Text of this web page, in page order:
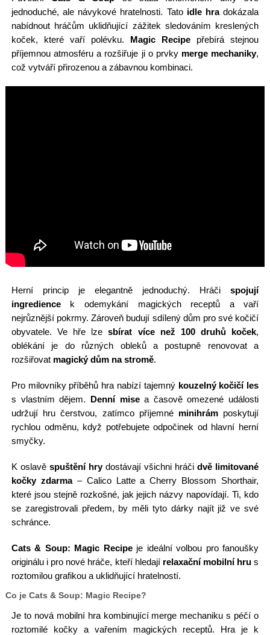
jednoduché, ale návykové hratelnosti. Tato idle hradokázala
nabídnout hráčům uklidňující zážitek sledováním kreslených
koček, které vaří polévku. Magic Recipe přebírá stejnou
příjemnou atmosféru a rozšiřuje ji o prvky merge mechaniky,
což vytváří přirozenou a zábavnou kombinaci.
Herní princip je elegantně jednoduchý. Hráčispojují
ingrediencek odemykání magických receptů a vaří
nejrůznější pokrmy. Zároveň budují sdílený dům pro své kočičí
obyvatele. Ve hře lzesbírat více než 100 druhů koček,
oblékání je do různých obleků a postupně renovovat a
rozšiřovat magický dům na stromě.
Pro milovníky příběhů hra nabízí tajemný kouzelný kočičí les
s vlastním dějem. Denní misea časově omezené události
udržují hru čerstvou, zatímco příjemné minihrámposkytují
rychlou odměnu, když potřebujete odpočinek od hlavní herní
smyčky.
K oslavě spuštění hrydostávají všichni hráčidvě limitované
kočky zdarma– Calico Latte a Cherry Blossom Shorthair,
které jsou stejně rozkošné, jak jejich názvy napovídají. Ti, kdo
se zaregistrovali předem, by měli tyto dárky najít již ve své
schránce.
Cats & Soup: Magic Recipeje ideální volbou pro fanoušky
originálu i pro nové hráče, kteří hledají relaxační mobilní hrus
roztomilou grafikou a uklidňující hratelností.
Co je Cats & Soup: Magic Recipe?
Je to nová mobilní hra kombinující merge mechaniku s péčí o
roztomilé kočky a vařením magických receptů. Hra je k